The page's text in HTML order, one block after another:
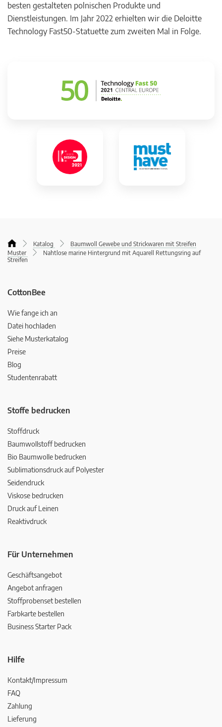
besten gestalteten polnischen Produkte und
Dienstleistungen. Im Jahr 2022 erhielten wir die Deloitte
Technology Fast50-Statuette zum zweiten Mal in Folge.
Katalog
Baumwoll Gewebe und Strickwaren mit Streifen
Muster
Nahtlose marine Hintergrund mit Aquarell Rettungsring auf
Streifen
CottonBee
Wie fange ich an
Datei hochladen
Siehe Musterkatalog
Preise
Blog
Studentenrabatt
Stoffe bedrucken
Stoffdruck
Baumwollstoff bedrucken
Bio Baumwolle bedrucken
Sublimationsdruck auf Polyester
Seidendruck
Viskose bedrucken
Druck auf Leinen
Reaktivdruck
Für Unternehmen
Geschäftsangebot
Angebot anfragen
Stoffprobenset bestellen
Farbkarte bestellen
Business Starter Pack
Hilfe
Kontakt/Impressum
FAQ
Zahlung
Lieferung